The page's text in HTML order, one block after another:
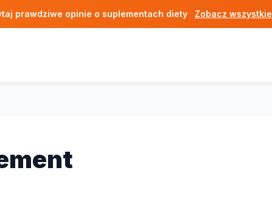
prawdziwe opinie o suplementach diety Zobacz wszystkie